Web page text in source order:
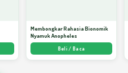
Membongkar Rahasia Bionomik
Nyamuk Anopheles
Beli / Baca